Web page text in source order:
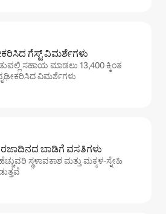
ಗೆಸ್ಟ್ ವಿಮರ್ಶೆಗಳು
ಸಹಾಯ ಮಾಡಲು 13,400 ಕ್ಕಿಂತ
ವಿಮರ್ಶೆಗಳು
ರಜಾದಿನದ ಬಾಡಿಗೆ ವಸತಿಗಳು
ಸ್ಥಳಾವಕಾಶ ಮತ್ತು ಮಕ್ಕಳ-ಸ್ನೇಹಿ